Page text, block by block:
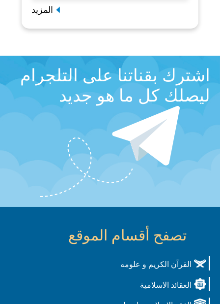
المزيد
اشترك بقناتنا على التلجرام
ليصلك كل ما هو جديد
تصفح أقسام الموقع
القرآن الكريم و علومه
العقائد الاسلامية